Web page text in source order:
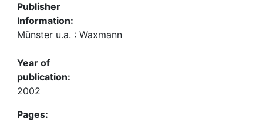
Publisher
Information:
Münster u.a. : Waxmann
Year of
publication:
2002
Pages: